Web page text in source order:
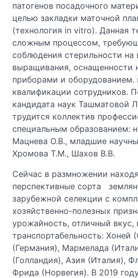
патогенов посадочного
целью закладки маточной
(технология in vitro). Данная
сложным процессом,
соблюдения стерильности на
выращивания, оснащенности
приборами и оборудованием.
квалификации сотрудников.
кандидата наук Ташматовой
трудится коллектив
специальным образованием:
Мацнева О.В., младшие
Хромова Т.М., Шахов В.В.
Сейчас в размножении
перспективные сорта
зарубежной селекции с
хозяйственно-полезных
урожайность, отличный вкус,
транспортабельность:
(Германия), Мармелада
(Голландия), Азия (Италия),
Фрида (Норвегия). В 2019